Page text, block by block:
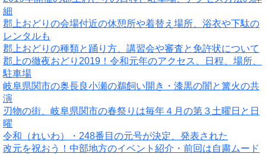
細
郡上おどりの会場付近の休憩所や着替え場所、浴衣や下駄の
レンタルも
郡上おどりの種類と踊り方、講習会や審査と免許状について
郡上の徹夜おどり2019！令和元年のアクセス、日程、場所、
駐車場
岐阜県関市の奥長良小瀬の鵜飼い開き・漆黒の闇と篝火の共
演
刃物の街、岐阜県関市の春祭りは毎年４月の第３土曜日と日
曜
令和（れいわ）・248番目の元号が決定、発表された
改元を祝おう！中部地方のイベント紹介・前回は自粛ムード